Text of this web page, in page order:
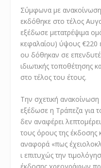
Σύμφωνα με
εκδόθηκε στο τέλος
εξέδωσε μετατρέψιμα
κεφαλαίου) ύψους€220
ου δόθηκαν σε
ιδιωτικής τοποθέτησης
στο τέλος του έτους.
Την σχετική
εξέδωσε η Τράπεζα για
δεν αναφέρει
τους όρους της έκδοσης
αναφορά «πως έχει
ι επιτυχώς την